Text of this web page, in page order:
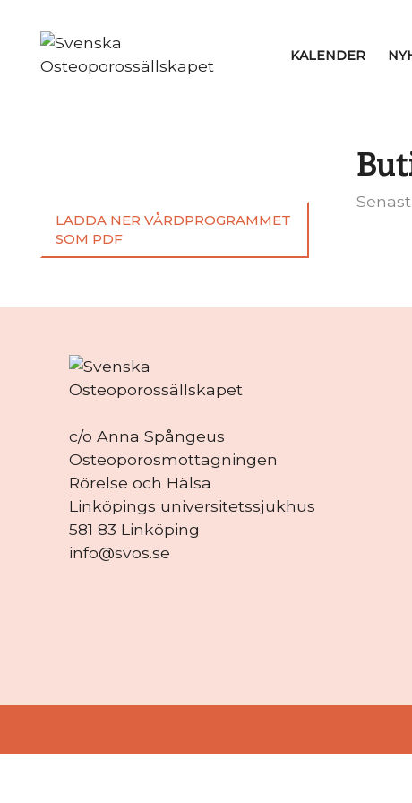
KALENDER
LADDA NER VÅRDPROGRAMMET
SOM PDF
c/o Anna Spångeus
Osteoporosmottagningen
Rörelse och Hälsa
Linköpings universitetssjukhus
581 83 Linköping
info@svos.se